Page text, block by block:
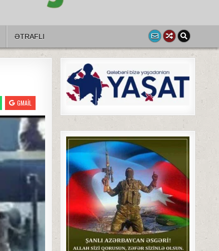
ƏTRAFLI
GMAIL